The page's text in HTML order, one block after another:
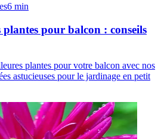
6 min
plantes pour balcon : conseils
plantes pour votre balcon avec nos
astucieuses pour le jardinage en petit